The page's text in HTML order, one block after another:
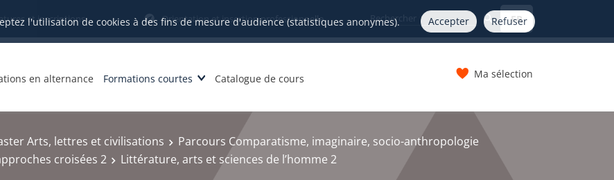
l'utilisation de cookies à des fins de mesure d'audience (statistiques anonymes). Accepter Refuser
et inscriptions Orientation et insertion professionnelle FR
en alternance Formations courtes Catalogue de cours Ma sélection
Arts, lettres et civilisations
Parcours Comparatisme, imaginaire, socio-anthropologie
croisées 2
Littérature, arts et sciences de l’homme 2